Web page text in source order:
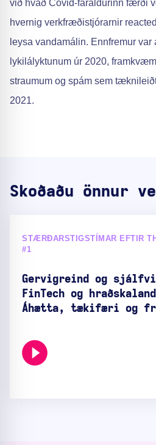
við hvað Covid-faraldurinn færði
hvernig verkfræðistjórarnir
leysa vandamálin. Ennfremur
lykilályktunum úr 2020,
straumum og spám sem
2021.
Skoðaðu önnur
STÆRÐARSTIGSTÍMAR EFTIR
#1
Gervigreind og
FinTech og
Áhætta, tækifæri og